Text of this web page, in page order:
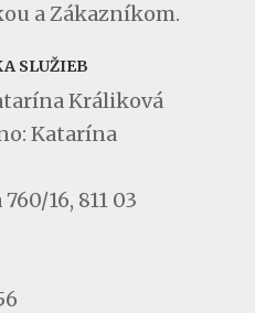
a Zákazníkom.
SLUŽIEB
Králiková
Katarína
16, 811 03